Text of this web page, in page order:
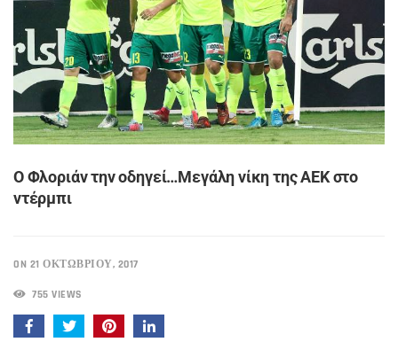
O Φλοριάν την οδηγεί…Μεγάλη νίκη της ΑΕΚ στο
ντέρμπι
ON 21 ΟΚΤΩΒΡΊΟΥ, 2017
755 VIEWS